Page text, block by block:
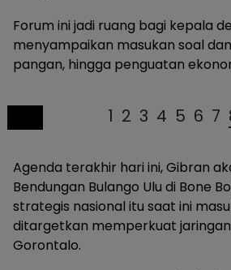
Forum ini jadi ruang bagi kepala
menyampaikan masukan soal
pangan, hingga penguatan
1 2 3 4 5 6 7
Agenda terakhir hari ini, Gibran
Bendungan Bulango Ulu di Bone
strategis nasional itu saat ini
ditargetkan memperkuat
Gorontalo.